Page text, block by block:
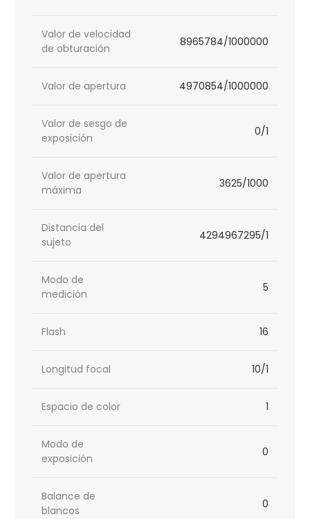
Valor de velocidad
de obturación
8965784/1000000
Valor de apertura 4970854/1000000
Valor de sesgo de
exposición
0/1
Valor de apertura
máxima
3625/1000
Distancia del
sujeto
4294967295/1
Modo de
medición
5
Flash 16
Longitud focal 10/1
Espacio de color 1
Modo de
exposición
0
Balance de
blancos
0